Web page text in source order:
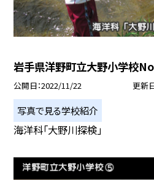
岩手県洋野町立大野小学校
公開日 2022/11/22 更新
写真で見る学校紹介
海洋科「大野川探検」